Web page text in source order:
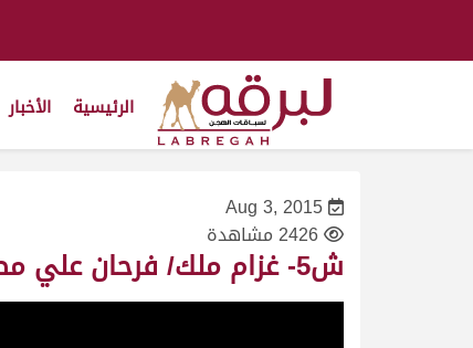
الرئيسية الأخبار
Aug 3, 2015
2426 مشاهدة
ش5- غزام ملك/ فرحان علي مصلح الأحبابي – مهرجان ولي العهد 27/1/2010- حيل- توقيت 13:06:5